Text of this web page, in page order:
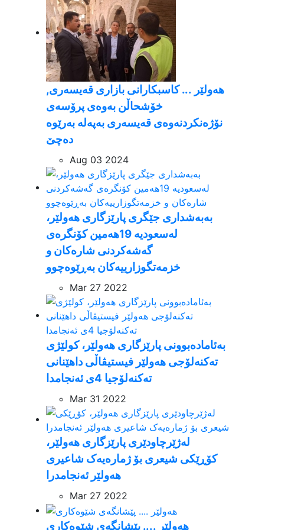
هه‌ولێر ... كاسبكارانی بازاری قه‌یسه‌ری,
خۆشحاڵن به‌وه‌ی پرۆسه‌ی
نۆژه‌نكردنه‌وه‌ی قه‌یسه‌ری به‌په‌له‌ به‌رێوه‌
ده‌چێ
Aug 03 2024
بەبەشداری جێگری پارێزگاری هەولێر،
لەسعودیە 19هەمین کۆنگرەی
گەشەکردنی شارەکان و
خزمەتگوزارییەکان بەڕێوەچوو
Mar 27 2022
بەئامادەبوونى پارێزگارى هەولێر، کولێژى
تەکنەلۆجى هەولێر فیستیڤاڵى داهێنانى
تەکنەلۆجیا 4ى ئەنجامدا
Mar 31 2022
لەژێرچاودێرى پارێزگاری هەولێر،
کۆڕێکی شیعری بۆ ژمارەیەک شاعیری
هەولێر ئەنجامدرا
Mar 27 2022
هەولێر .... پێشانگەی شێوەکاری